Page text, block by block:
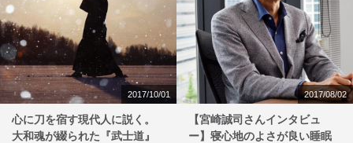
2017/10/01
心に刀を宿す現代人に説く。
大和魂が綴られた『武士道』
2017/08/02
【宮崎誠司さんインタビュ
ー】寝心地のよさが良い睡眠